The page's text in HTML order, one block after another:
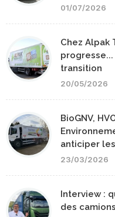
01/07/2026
Chez Alpak
transition
20/05/2026
BioGNV,
anticiper
23/03/2026
Interview :
des